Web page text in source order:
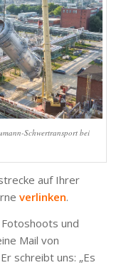
Schwertransport bei
auf Ihrer
verlinken.
und
Mail von
schreibt uns: „Es